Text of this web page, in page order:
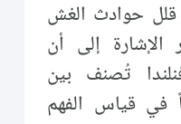
قلل حوادث الغش
إلى أن
تُصنف بين
في قياس الفهم